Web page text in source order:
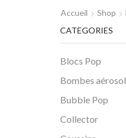
Accueil Shop
CATEGORIES
Blocs Pop
Bombes
Bubble Pop
Collector